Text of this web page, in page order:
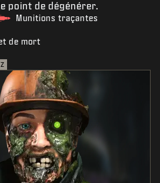
point de dégénérer.
Munitions traçantes
de mort